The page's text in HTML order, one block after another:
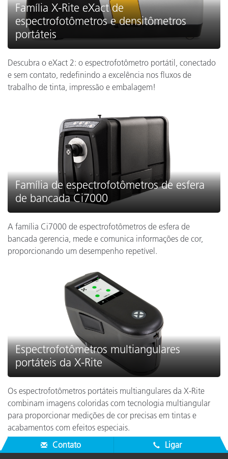
Família X-Rite eXact de
espectrofotômetros e densitômetros
portáteis
Descubra o eXact 2: o espectrofotômetro portátil, conectado
e sem contato, redefinindo a excelência nos fluxos de
trabalho de tinta, impressão e embalagem!
Família de espectrofotômetros de esfera
de bancada Ci7000
A família Ci7000 de espectrofotômetros de esfera de
bancada gerencia, mede e comunica informações de cor,
proporcionando um desempenho repetível.
Espectrofotômetros multiangulares
portáteis da X-Rite
Os espectrofotômetros portáteis multiangulares da X-Rite
combinam imagens coloridas com tecnologia multiangular
para proporcionar medições de cor precisas em tintas e
acabamentos com efeitos especiais.
Contato
Ligar